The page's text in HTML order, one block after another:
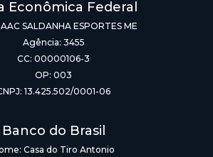
Econômica Federal
SALDANHA ESPORTES ME
Agência: 3455
CC: 00000106-3
OP: 003
13.425.502/0001-06
Banco do Brasil
Casa do Tiro Antonio